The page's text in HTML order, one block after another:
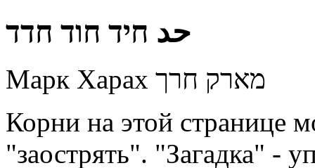
حد חיד חוד חדד
Марк Харах מארק חרך
Корни на этой странице
"заострять". "Загадка" -